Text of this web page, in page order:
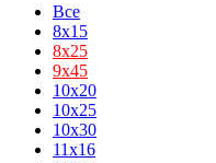
Все
8x15
8х25
9х45
10x20
10x25
10x30
11x16